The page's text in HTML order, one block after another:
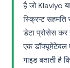
है जो Klaviyo
स्क्रिप्ट
डेटा प्रोसेस कर
एक डॉक्यूमेंटेबल
गाइड बताती